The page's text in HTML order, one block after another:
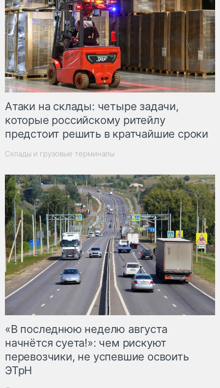
Атаки на склады: четыре задачи,
которые российскому ритейлу
предстоит решить в кратчайшие сроки
Склады и грузовые терминалы
«В последнюю неделю августа
начнётся суета!»: чем рискуют
перевозчики, не успевшие освоить
ЭТрН